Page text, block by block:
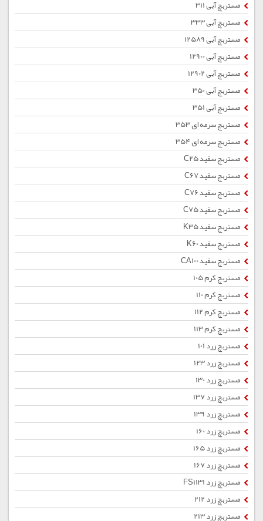
مستربچ آبی 311
مستربچ آبی 333
مستربچ آبی 12589
مستربچ آبی 12900
مستربچ آبی 12902
مستربچ آبی 350
مستربچ آبی 351
مستربچ سرمه ای 353
مستربچ سرمه ای 354
مستربچ سفید C25
مستربچ سفید C67
مستربچ سفید C76
مستربچ سفید C75
مستربچ سفید K35
مستربچ سفید K60
مستربچ سفید CA100
مستربچ کرم 105
مستربچ کرم 110
مستربچ کرم 112
مستربچ کرم 113
مستربچ زرد 101
مستربچ زرد 123
مستربچ زرد 130
مستربچ زرد 137
مستربچ زرد 139
مستربچ زرد 160
مستربچ زرد 165
مستربچ زرد 167
مستربچ زرد FS1131
مستربچ زرد 212
مستربچ زرد 213